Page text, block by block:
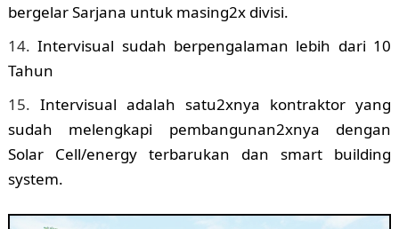
bergelar Sarjana untuk masing2x divisi.
Intervisual sudah berpengalaman lebih dari 10
Tahun
Intervisual adalah satu2xnya kontraktor yang
sudah melengkapi pembangunan2xnya dengan
Solar Cell/energy terbarukan dan smart building
system.